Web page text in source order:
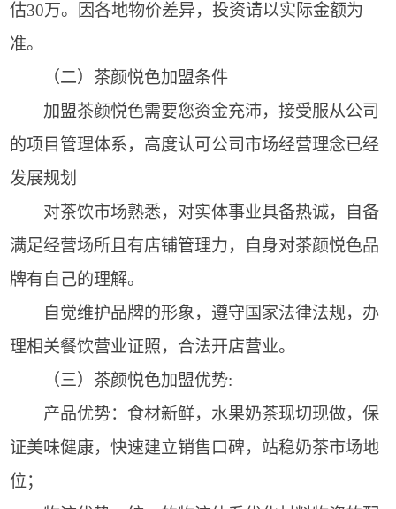
估30万。因各地物价差异，投资请以实际金额为
准。
（二）茶颜悦色加盟条件
加盟茶颜悦色需要您资金充沛，接受服从公司
的项目管理体系，高度认可公司市场经营理念已经
发展规划
对茶饮市场熟悉，对实体事业具备热诚，自备
满足经营场所且有店铺管理力，自身对茶颜悦色品
牌有自己的理解。
自觉维护品牌的形象，遵守国家法律法规，办
理相关餐饮营业证照，合法开店营业。
（三）茶颜悦色加盟优势:
产品优势：食材新鲜，水果奶茶现切现做，保
证美味健康，快速建立销售口碑，站稳奶茶市场地
位；